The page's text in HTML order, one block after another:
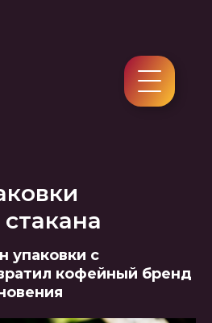
упаковки с
кофейный бренд